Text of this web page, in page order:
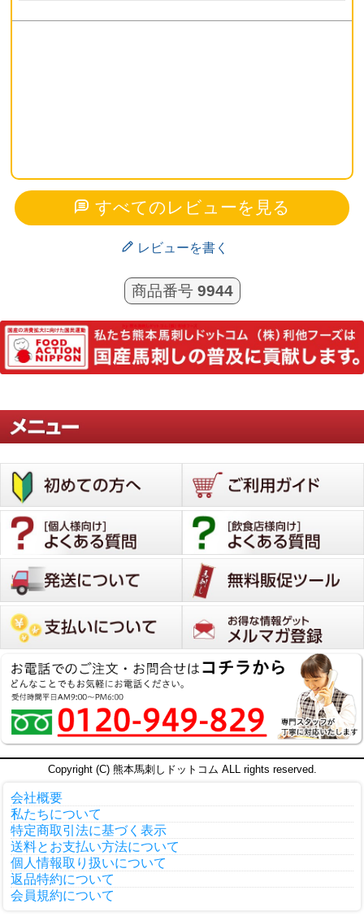
すべてのレビューを見る
レビューを書く
商品番号 9944
Copyright (C) 熊本馬刺しドットコム ALL rights reserved.
会社概要
私たちについて
特定商取引法に基づく表示
送料とお支払い方法について
個人情報取り扱いについて
返品特約について
会員規約について